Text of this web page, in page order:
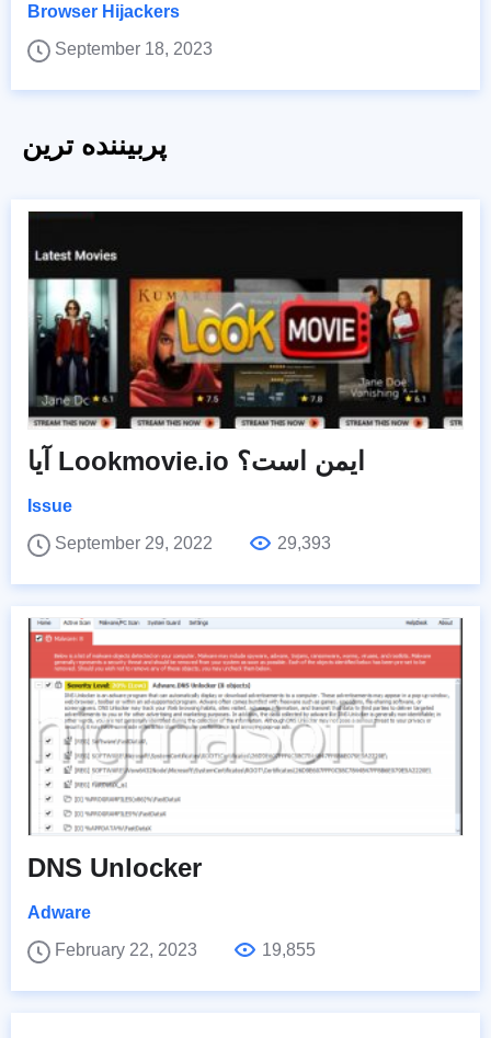
Browser Hijackers
September 18, 2023
پربیننده ترین
آیا Lookmovie.io ایمن است؟
Issue
September 29, 2022
29,393
DNS Unlocker
Adware
February 22, 2023
19,855